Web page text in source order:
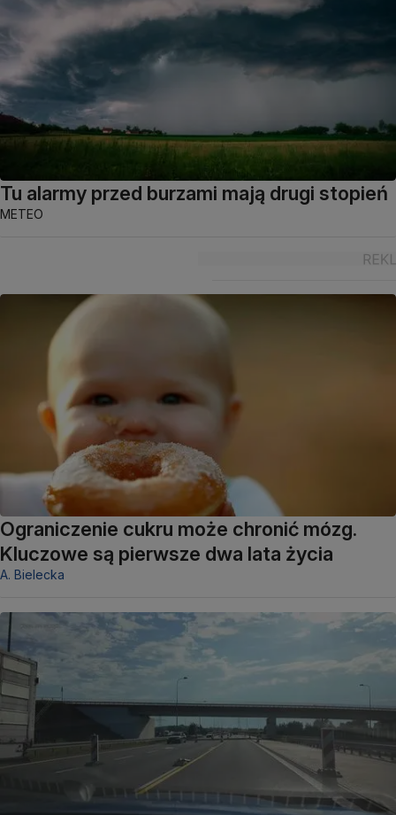
Tu alarmy przed burzami mają drugi stopień
METEO
Ograniczenie cukru może chronić mózg.
Kluczowe są pierwsze dwa lata życia
A. Bielecka